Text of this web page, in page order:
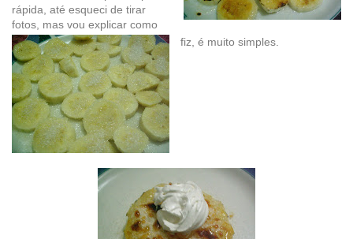
rápida, até esqueci de tirar
fotos, mas vou explicar como
fiz, é muito simples.